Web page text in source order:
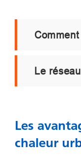
Le
Les
chaleur